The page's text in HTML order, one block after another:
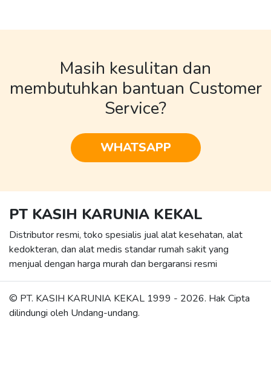
Masih kesulitan dan
membutuhkan bantuan Customer
Service?
WHATSAPP
PT KASIH KARUNIA KEKAL
Distributor resmi, toko spesialis jual alat kesehatan, alat
kedokteran, dan alat medis standar rumah sakit yang
menjual dengan harga murah dan bergaransi resmi
© PT. KASIH KARUNIA KEKAL 1999 - 2026. Hak Cipta
dilindungi oleh Undang-undang.